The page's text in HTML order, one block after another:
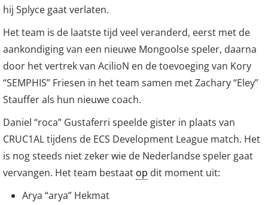
hij Splyce gaat verlaten.
Het team is de laatste tijd veel veranderd, eerst met de
aankondiging van een nieuwe Mongoolse speler, daarna
door het vertrek van AcilioN en de toevoeging van Kory
“SEMPHIS” Friesen in het team samen met Zachary “Eley”
Stauffer als hun nieuwe coach.
Daniel “roca” Gustaferri speelde gister in plaats van
CRUC1AL tijdens de ECS Development League match. Het
is nog steeds niet zeker wie de Nederlandse speler gaat
vervangen. Het team bestaat op dit moment uit:
Arya “arya” Hekmat